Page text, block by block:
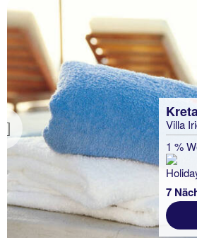
Previous
Villa
1 %
7